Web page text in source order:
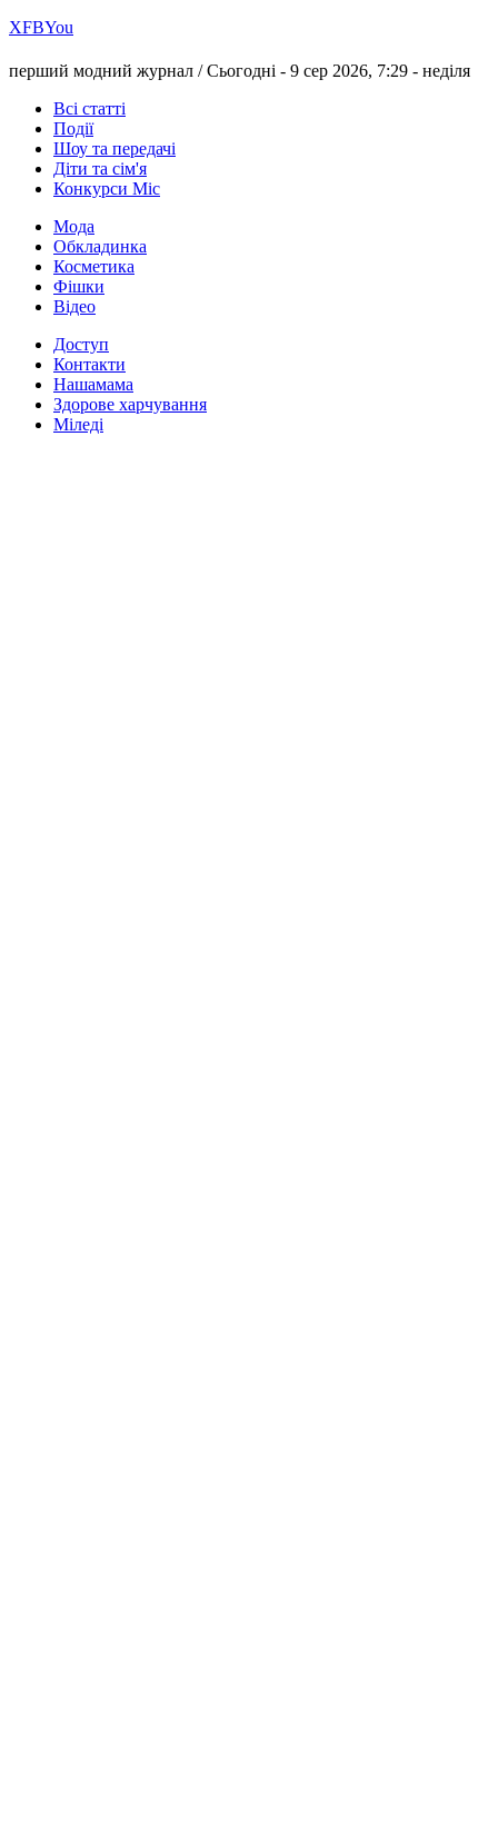
ХFBYou
перший модний журнал /Сьогодні - 9 сер 2026, 7:29 - неділя
Всі статті
Події
Шоу та передачі
Діти та сім'я
Конкурси Міс
Мода
Обкладинка
Косметика
Фішки
Відео
Доступ
Контакти
Нашамама
Здорове харчування
Міледі